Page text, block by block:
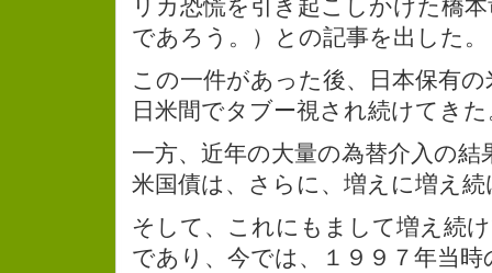
リカ恐慌を引き起こしかけた橋
であろう。）との記事を出した。
この一件があった後、日本保有
日米間でタブー視され続けてきた
一方、近年の大量の為替介入の結
米国債は、さらに、増えに増え
そして、これにもまして増え続
であり、今では、１９９７年当